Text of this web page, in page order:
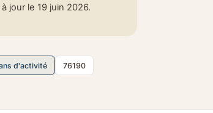
jour le 19 juin 2026.
d'activité 76190